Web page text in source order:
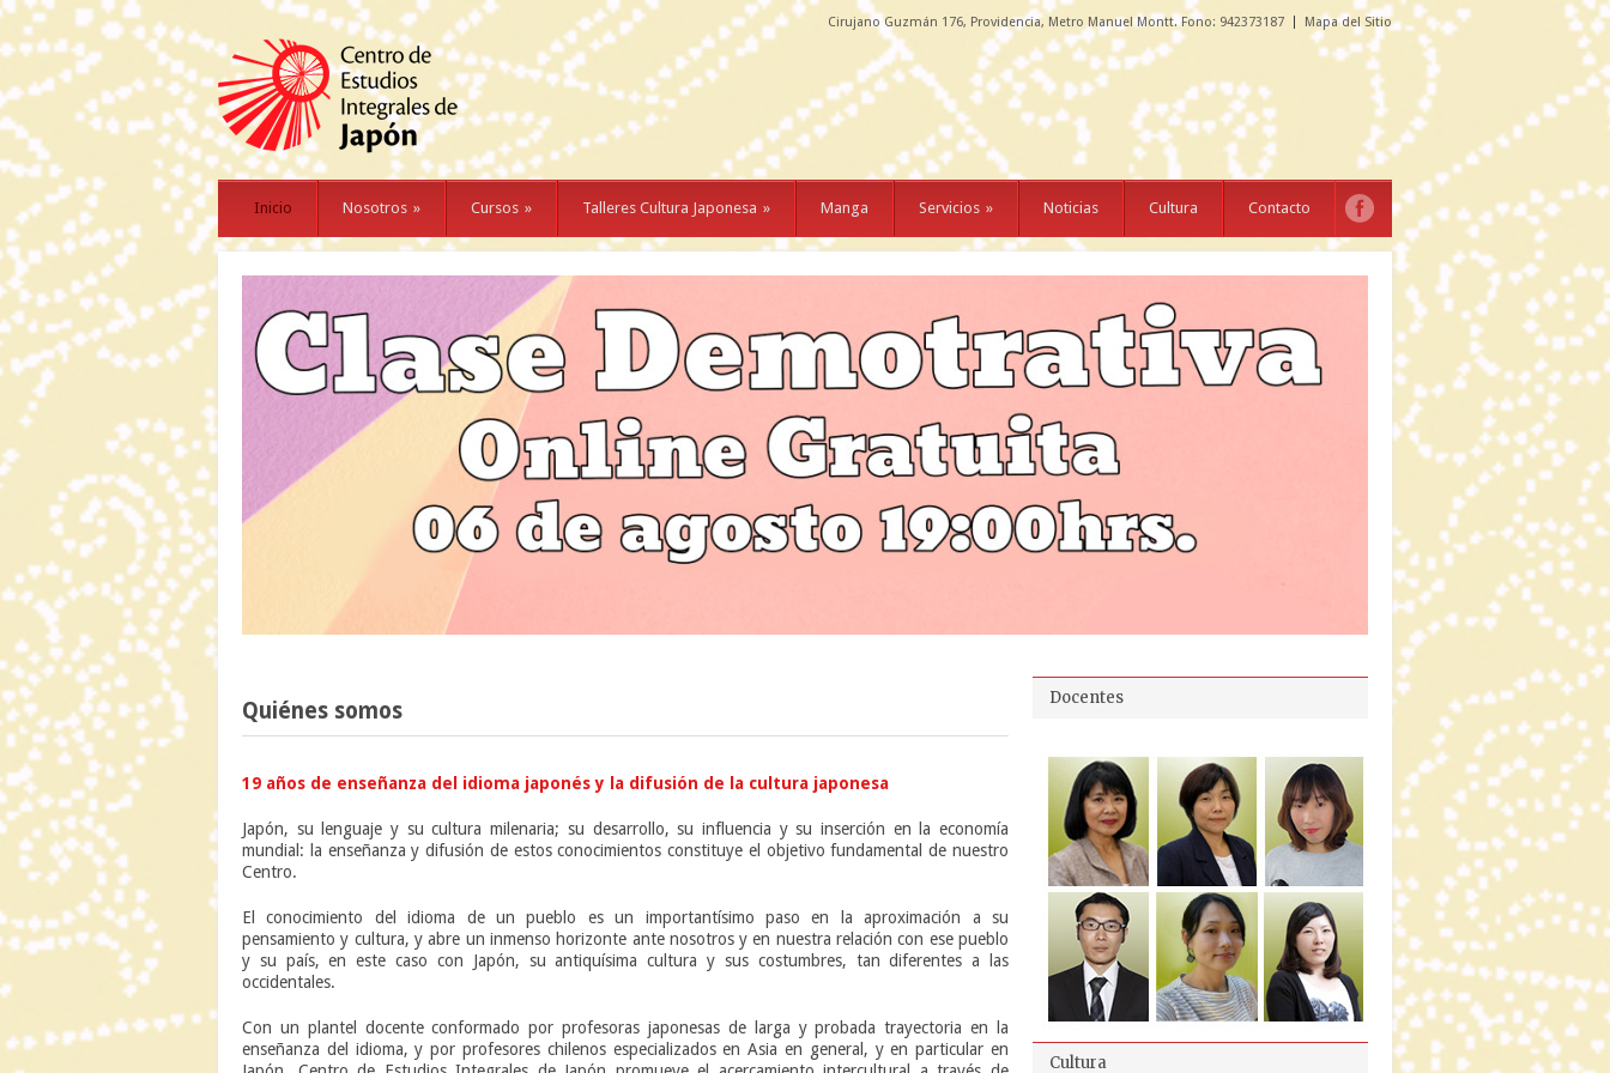
Cirujano Guzmán 176, Providencia, Metro Manuel Montt. Fono: 942373187 Mapa del Sitio
Inicio Nosotros » Cursos » Talleres Cultura Japonesa » Manga Servicios » Noticias Cultura Contacto
Quiénes somos
19 años de enseñanza del idioma japonés y la difusión de la cultura japonesa
Japón, su lenguaje y su cultura milenaria; su desarrollo, su influencia y su inserción en la economía
mundial: la enseñanza y difusión de estos conocimientos constituye el objetivo fundamental de nuestro
Centro.
El conocimiento del idioma de un pueblo es un importantísimo paso en la aproximación a su
pensamiento y cultura, y abre un inmenso horizonte ante nosotros y en nuestra relación con ese pueblo
y su país, en este caso con Japón, su antiquísima cultura y sus costumbres, tan diferentes a las
occidentales.
Con un plantel docente conformado por profesoras japonesas de larga y probada trayectoria en la
enseñanza del idioma, y por profesores chilenos especializados en Asia en general, y en particular en
Docentes
Cultura